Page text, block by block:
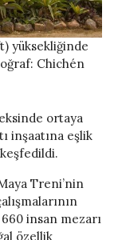
yüksekliğinde
Chichén
ortaya
inşaatına eşlik
Treni’nin
660 insan mezarı
özellik